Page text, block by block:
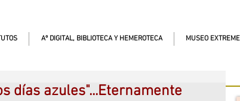
Aº DIGITAL, BIBLIOTECA Y HEMEROTECA MUSEO
días azules"...Eternamente